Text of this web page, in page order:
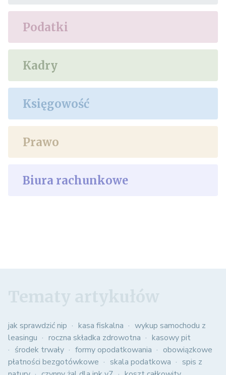
Podatki
Kadry
Księgowość
Prawo
Biura rachunkowe
jak sprawdzić nip kasa fiskalna
wykup samochodu z
leasingu
roczna składka zdrowotna
kasowy pit
środek trwały
formy opodatkowania
obowiązkowe
płatności bezgotówkowe
skala podatkowa
spis z